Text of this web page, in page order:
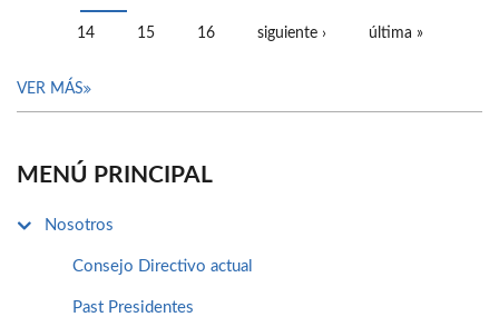
14 15 16 siguiente › última »
VER MÁS
MENÚ PRINCIPAL
Nosotros
Consejo Directivo actual
Past Presidentes